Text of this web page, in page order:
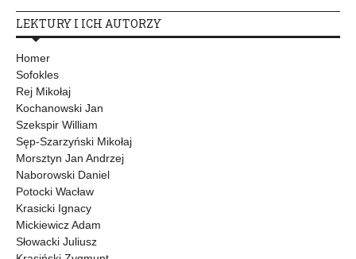
LEKTURY I ICH AUTORZY
Homer
Sofokles
Rej Mikołaj
Kochanowski Jan
Szekspir William
Sęp-Szarzyński Mikołaj
Morsztyn Jan Andrzej
Naborowski Daniel
Potocki Wacław
Krasicki Ignacy
Mickiewicz Adam
Słowacki Juliusz